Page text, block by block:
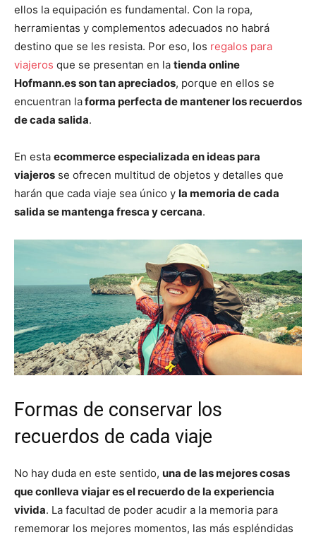
ellos la equipación es fundamental. Con la ropa,
herramientas y complementos adecuados no habrá
destino que se les resista. Por eso, los regalos para
viajeros que se presentan en la tienda online
Hofmann.es son tan apreciados, porque en ellos se
encuentran laforma perfecta de mantener los recuerdos
de cada salida.
En esta ecommerce especializada en ideas para
viajeros se ofrecen multitud de objetos y detalles que
harán que cada viaje sea único y la memoria de cada
salida se mantenga fresca y cercana.
Formas de conservar los
recuerdos de cada viaje
No hay duda en este sentido, una de las mejores cosas
que conlleva viajar es el recuerdo de la experiencia
vivida. La facultad de poder acudir a la memoria para
rememorar los mejores momentos, las más espléndidas